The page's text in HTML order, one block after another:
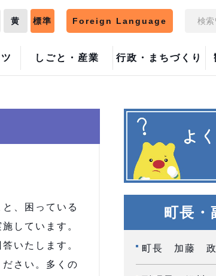
しごと・産業 行政・まちづくり
黄 標準 Foreign Language
、困っている
しています。
いたします。
さい。多くの
町長・
町長 加藤 政